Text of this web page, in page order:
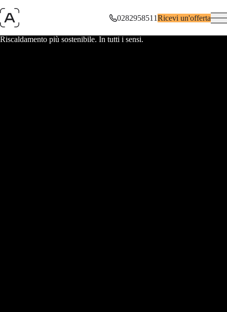
0282958511Ricevi un'offerta
Riscaldamento più sostenibile. In tutti i sensi.